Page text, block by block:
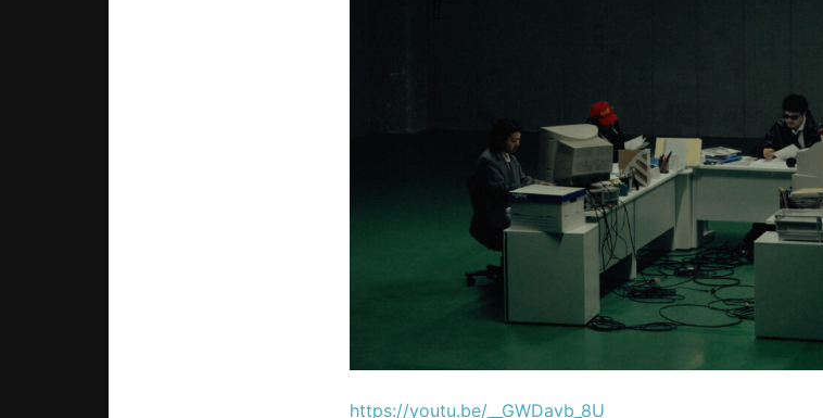
https://youtu.be/__GWDavb_8U